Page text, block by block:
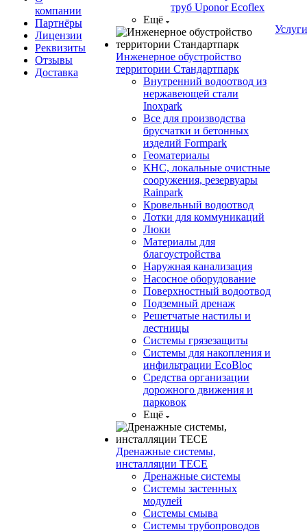
компании
Партнёры
Лицензии
Реквизиты
Отзывы
Доставка
труб Uponor Ecoflex
Ещё
Инженерное обустройство
территории Стандартпарк
Внутренний водоотвод из
нержавеющей стали
Inoxpark
Все для производства
брусчатки и бетонных
изделий Formpark
Геоматериалы
КНС, локальные очистные
сооружения, резервуары
Rainpark
Кровельный водоотвод
Лотки для коммуникаций
Люки
Материалы для
благоустройства
Наружная канализация
Насосное оборудование
Поверхностный водоотвод
Подземный дренаж
Решетчатые настилы и
лестницы
Системы грязезащиты
Системы для накопления и
инфильтрации EcoBloc
Средства организации
дорожного движения и
парковок
Ещё
Дренажные системы,
инсталляции TECE
Дренажные системы
Системы застенных
модулей
Системы смыва
Системы трубопроводов
Услуги